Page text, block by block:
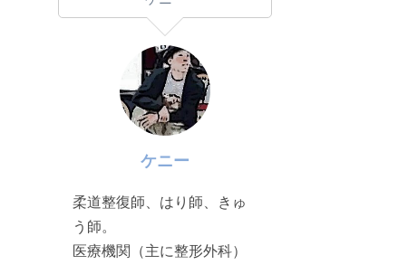
ケニー
柔道整復師、はり師、きゅ
う師。
医療機関（主に整形外科）